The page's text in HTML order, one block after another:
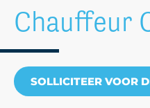
Chauffeur
SOLLICITEER VOOR